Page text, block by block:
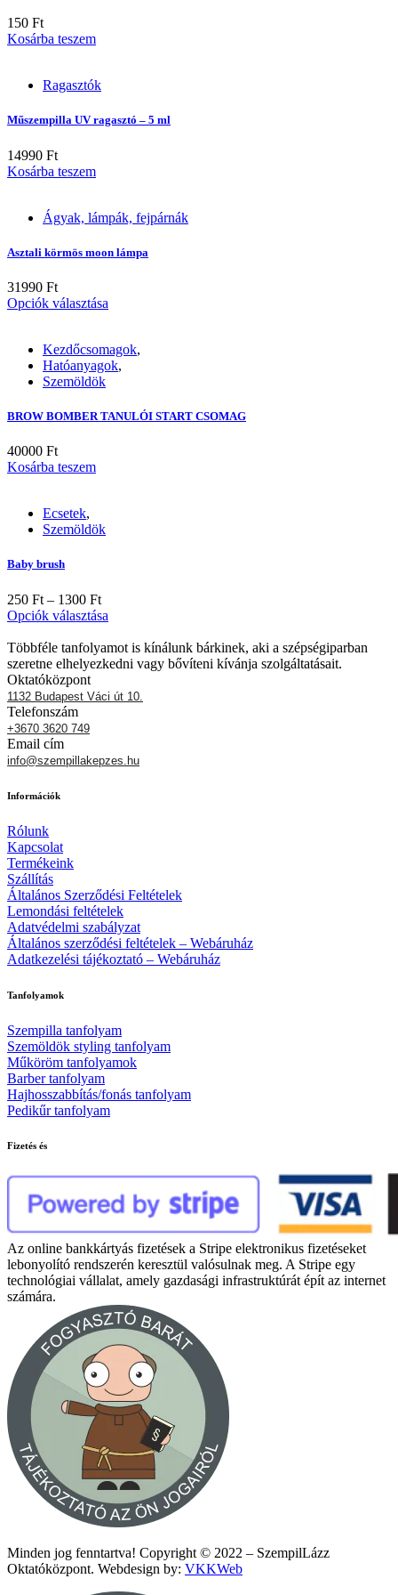
150 Ft
Kosárba teszem
Ragasztók
Műszempilla UV ragasztó – 5 ml
14990 Ft
Kosárba teszem
Ágyak, lámpák, fejpárnák
Asztali körmös moon lámpa
31990 Ft
Opciók választása
több
variációja
változatok
Kezdőcsomagok,
Hatóanyagok,
Szemöldök
BROW BOMBER TANULÓI START CSOMAG
40000 Ft
Kosárba teszem
Ecsetek,
Szemöldök
Baby brush
250 Ft – 1300 FtÁrtartomány:
250 Ft
1300 Ft
Opciók választása
terméknek
több
van.
termékoldalon
Többféle tanfolyamot is kínálunk bárkinek, aki a szépségiparban
szeretne elhelyezkedni vagy bővíteni kívánja szolgáltatásait.
Oktatóközpont
1132 Budapest Váci út 10.
Telefonszám
+3670 3620 749
Email cím
info@szempillakepzes.hu
Információk
Rólunk
Kapcsolat
Termékeink
Szállítás
Általános Szerződési Feltételek
Lemondási feltételek
Adatvédelmi szabályzat
Általános szerződési feltételek – Webáruház
Adatkezelési tájékoztató – Webáruház
Tanfolyamok
Szempilla tanfolyam
Szemöldök styling tanfolyam
Műköröm tanfolyamok
Barber tanfolyam
Hajhosszabbítás/fonás tanfolyam
Pedikűr tanfolyam
Fizetés és
Az online bankkártyás fizetések a Stripe elektronikus fizetéseket
lebonyolító rendszerén keresztül valósulnak meg. A Stripe egy
technológiai vállalat, amely gazdasági infrastruktúrát épít az internet
számára.
Minden jog fenntartva! Copyright © 2022 – SzempilLázz
Oktatóközpont. Webdesign by: VKKWeb